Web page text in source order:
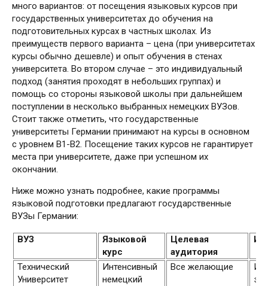
много вариантов: от посещения языковых курсов при
государственных университетах до обучения на
подготовительных курсах в частных школах. Из
преимуществ первого варианта – цена (при университетах
курсы обычно дешевле) и опыт обучения в стенах
университета. Во втором случае – это индивидуальный
подход (занятия проходят в небольших группах) и
помощь со стороны языковой школы при дальнейшем
поступлении в несколько выбранных немецких ВУЗов.
Стоит также отметить, что государственные
университеты Германии принимают на курсы в основном
с уровнем В1-В2. Посещение таких курсов не гарантирует
места при университете, даже при успешном их
окончании.
Ниже можно узнать подробнее, какие программы
языковой подготовки предлагают государственные
ВУЗы Германии:
ВУЗ
Языковой
курс
Целевая
аудитория
Технический
Университет
Интенсивный
немецкий
Все желающие